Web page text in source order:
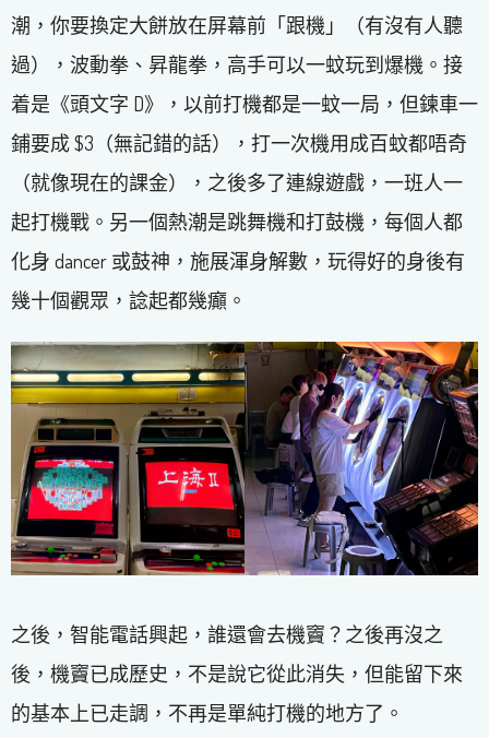
潮，你要換定大餅放在屏幕前「跟機」（有沒有人聽
過），波動拳、昇龍拳，高手可以一蚊玩到爆機。接
着是《頭文字 D》，以前打機都是一蚊一局，但鍊車一
鋪要成 $3（無記錯的話），打一次機用成百蚊都唔奇
（就像現在的課金），之後多了連線遊戲，一班人一
起打機戰。另一個熱潮是跳舞機和打鼓機，每個人都
化身 dancer 或鼓神，施展渾身解數，玩得好的身後有
幾十個觀眾，諗起都幾癲。
之後，智能電話興起，誰還會去機竇？之後再沒之
後，機竇已成歷史，不是說它從此消失，但能留下來
的基本上已走調，不再是單純打機的地方了。